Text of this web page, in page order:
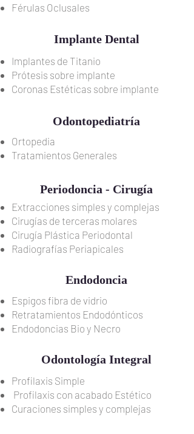
Férulas Oclusales
Implante Dental
Implantes de Titanio
Prótesis sobre implante
Coronas Estéticas sobre implante
Odontopediatría
Ortopedia
Tratamientos Generales
Periodoncia - Cirugía
Extracciones simples y complejas
Cirugías de terceras molares
Cirugía Plástica Periodontal
Radiografías Periapicales
Endodoncia
Espigos fibra de vidrio
Retratamientos Endodónticos
Endodoncias Bio y Necro
Odontología Integral
Profilaxis Simple
Profilaxis con acabado Estético
Curaciones simples y complejas